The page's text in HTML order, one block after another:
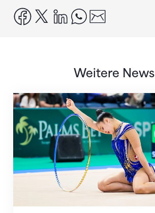
facebook
x linkedinwhatsapp
Weitere News
Nächster Halt: Weltmeisterschaft